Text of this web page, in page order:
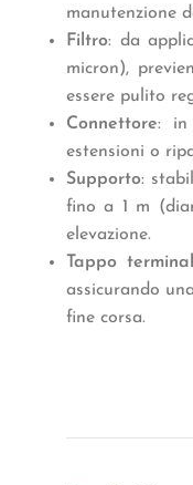
manutenzione
Filtro: da
micron),
essere pulito
Connettore: in
estensioni o
Supporto:
fino a 1 m
elevazione.
Tappo
assicurando
fine corsa.